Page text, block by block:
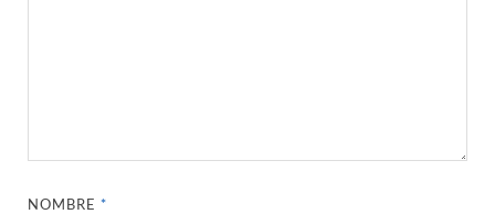
NOMBRE*